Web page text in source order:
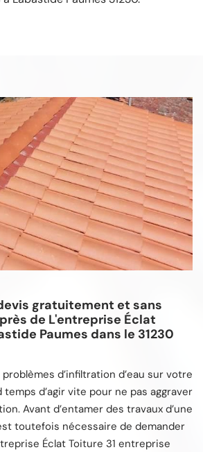
gratuitement et sans
de L'entreprise Éclat
Paumes dans le 31230
d’infiltration d’eau sur votre
d’agir vite pour ne pas aggraver
Avant d’entamer des travaux d’une
toutefois nécessaire de demander
Éclat Toiture 31 entreprise